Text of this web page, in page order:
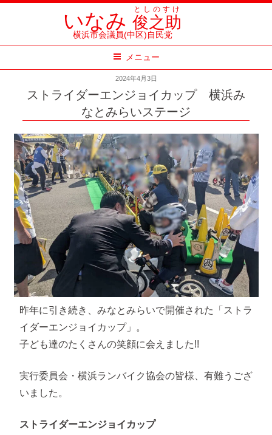
いなみ俊之助
としのすけ
横浜市会議員(中区)自民党
メニュー
2024年4月3日
ストライダーエンジョイカップ 横浜み
なとみらいステージ
昨年に引き続き、みなとみらいで開催された「ストラ
イダーエンジョイカップ」。
子ども達のたくさんの笑顔に会えました!!
実行委員会・横浜ランバイク協会の皆様、有難うござ
いました。
ストライダーエンジョイカップ